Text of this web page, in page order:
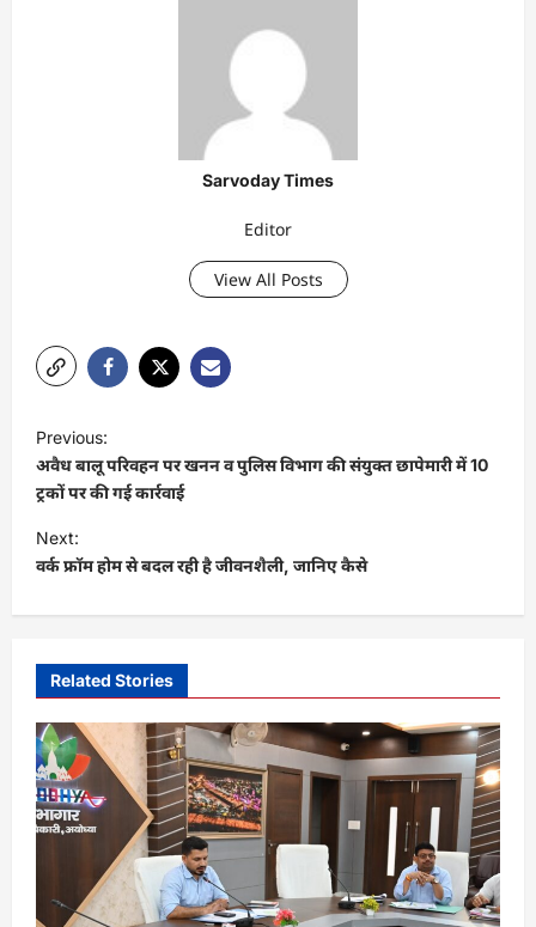
Sarvoday Times
Editor
View All Posts
o
s
t
n
a
g
a
t
i
Previous:
अवैध बालू परिवहन पर खनन व पुलिस विभाग की संयुक्त छापेमारी में 10
ट्रकों पर की गई कार्रवाई
Next:
वर्क फ्रॉम होम से बदल रही है जीवनशैली, जानिए कैसे
Related Stories